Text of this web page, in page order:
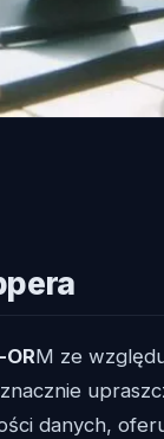
M ze
danych,